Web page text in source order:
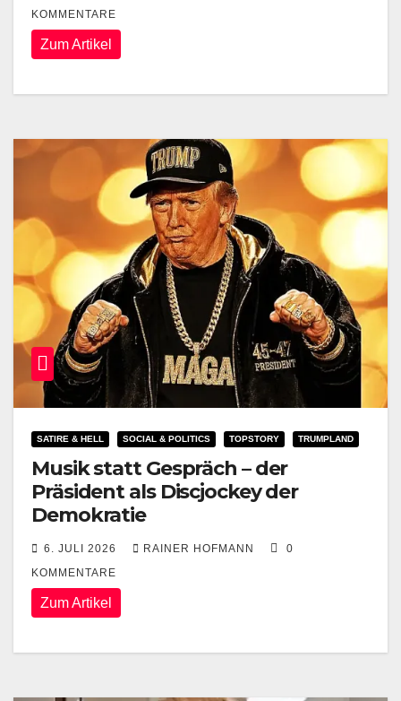
KOMMENTARE
Zum Artikel
SATIRE & HELL SOCIAL & POLITICS TOPSTORY TRUMPLAND
Musik statt Gespräch – der
Präsident als Discjockey der
Demokratie
6. JULI 2026 RAINER HOFMANN
0
KOMMENTARE
Zum Artikel